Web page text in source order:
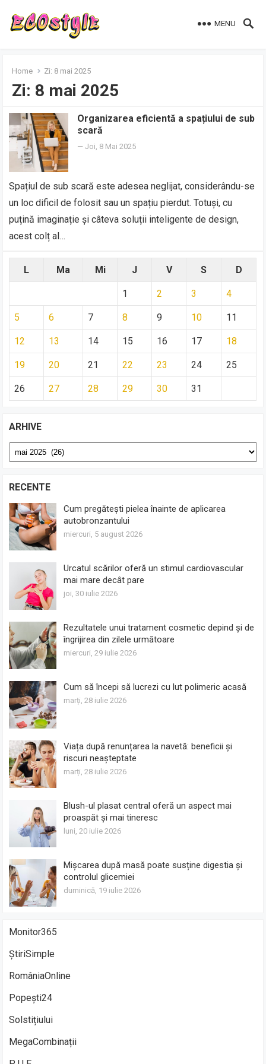
MENU
Home Zi: 8 mai 2025
Zi: 8 mai 2025
Organizarea eficientă a spațiului de sub
scară
—Joi, 8 Mai 2025
Spațiul de sub scară este adesea neglijat, considerându-se
un loc dificil de folosit sau un spațiu pierdut. Totuși, cu
puțină imaginație și câteva soluții inteligente de design,
acest colț al…
L Ma Mi J V S D
1 2 3 4
5 6 7 8 9 10 11
12 13 14 15 16 17 18
19 20 21 22 23 24 25
26 27 28 29 30 31
ARHIVE
Arhive
RECENTE
Cum pregătești pielea înainte de aplicarea
autobronzantului
miercuri, 5 august 2026
Urcatul scărilor oferă un stimul cardiovascular
mai mare decât pare
joi, 30 iulie 2026
Rezultatele unui tratament cosmetic depind și de
îngrijirea din zilele următoare
miercuri, 29 iulie 2026
Cum să începi să lucrezi cu lut polimeric acasă
marți, 28 iulie 2026
Viața după renunțarea la navetă: beneficii și
riscuri neașteptate
marți, 28 iulie 2026
Blush-ul plasat central oferă un aspect mai
proaspăt și mai tineresc
luni, 20 iulie 2026
Mișcarea după masă poate susține digestia și
controlul glicemiei
duminică, 19 iulie 2026
Monitor365
ȘtiriSimple
RomâniaOnline
Popești24
Solstițiului
MegaCombinații